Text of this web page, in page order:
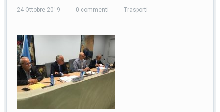
24 Ottobre 2019 — 0 commenti — Trasporti